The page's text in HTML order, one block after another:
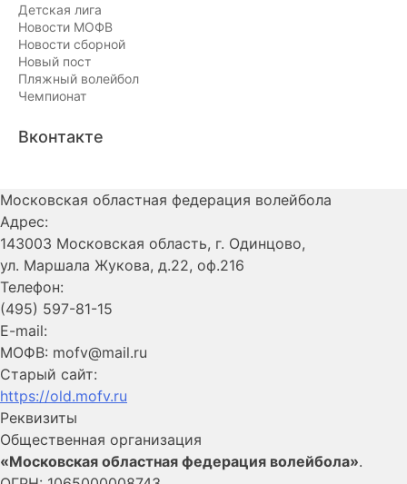
Детская лига
Новости МОФВ
Новости сборной
Новый пост
Пляжный волейбол
Чемпионат
Вконтакте
Московская областная федерация волейбола
Адрес:
143003 Московская область, г. Одинцово,
ул. Маршала Жукова, д.22, оф.216
Телефон:
(495) 597-81-15
E-mail:
МОФВ: mofv@mail.ru
Старый сайт:
https://old.mofv.ru
Реквизиты
Общественная организация
«Московская областная федерация волейбола».